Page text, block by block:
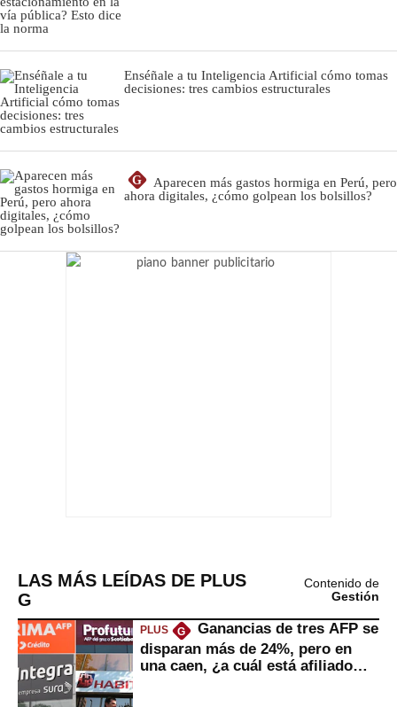
Enséñale a tu Inteligencia Artificial cómo tomas
decisiones: tres cambios estructurales
G
Aparecen más gastos hormiga en Perú, pero
ahora digitales, ¿cómo golpean los bolsillos?
LAS MÁS LEÍDAS DE PLUS
G
Contenido de
Gestión
PLUS G
Ganancias de tres AFP se
disparan más de 24%, pero en
una caen, ¿a cuál está afiliado